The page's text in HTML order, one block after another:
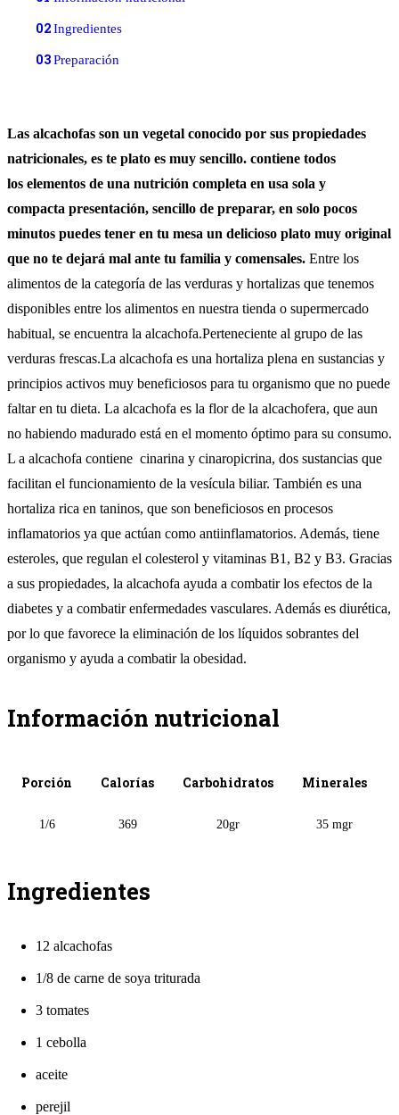
02Ingredientes
03Preparación
Las alcachofas son un vegetal conocido por sus propiedades
natricionales, es te plato es muy sencillo. contiene todos
los elementos de una nutrición completa en usa sola y
compacta presentación, sencillo de preparar, en solo pocos
minutos puedes tener en tu mesa un delicioso plato muy original
que no te dejará mal ante tu familia y comensales. Entre los
alimentos de la categoría de las verduras y hortalizas que tenemos
disponibles entre los alimentos en nuestra tienda o supermercado
habitual, se encuentra la alcachofa.Perteneciente al grupo de las
verduras frescas.La alcachofa es una hortaliza plena en sustancias y
principios activos muy beneficiosos para tu organismo que no puede
faltar en tu dieta. La alcachofa es la flor de la alcachofera, que aun
no habiendo madurado está en el momento óptimo para su consumo.
L a alcachofa contiene cinarina y cinaropicrina, dos sustancias que
facilitan el funcionamiento de la vesícula biliar. También es una
hortaliza rica en taninos, que son beneficiosos en procesos
inflamatorios ya que actúan como antiinflamatorios. Además, tiene
esteroles, que regulan el colesterol y vitaminas B1, B2 y B3. Gracias
a sus propiedades, la alcachofa ayuda a combatir los efectos de la
diabetes y a combatir enfermedades vasculares. Además es diurética,
por lo que favorece la eliminación de los líquidos sobrantes del
organismo y ayuda a combatir la obesidad.
Información nutricional
Porción Calorías Carbohidratos Minerales
1/6 369 20gr 35 mgr
Ingredientes
12 alcachofas
1/8 de carne de soya triturada
3 tomates
1 cebolla
aceite
perejil